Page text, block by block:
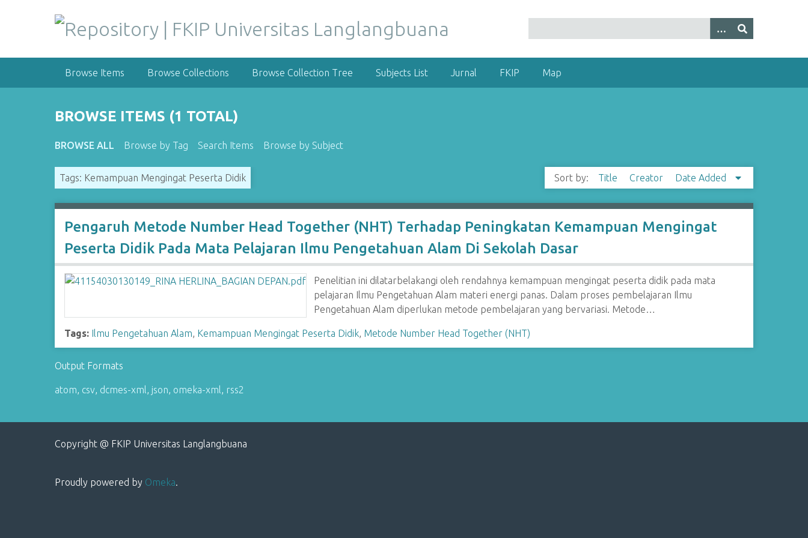
Browse Items Browse Collections Browse Collection Tree Subjects List Jurnal FKIP Map
BROWSE ITEMS (1 TOTAL)
BROWSE ALL Browse by Tag Search Items Browse by Subject
Tags: Kemampuan Mengingat Peserta Didik Sort by: Title Creator Date Added
Pengaruh Metode Number Head Together (NHT) Terhadap Peningkatan Kemampuan Mengingat
Peserta Didik Pada Mata Pelajaran Ilmu Pengetahuan Alam Di Sekolah Dasar
Penelitian ini dilatarbelakangi oleh rendahnya kemampuan mengingat peserta didik pada mata
pelajaran Ilmu Pengetahuan Alam materi energi panas. Dalam proses pembelajaran Ilmu
Pengetahuan Alam diperlukan metode pembelajaran yang bervariasi. Metode…
Tags: Ilmu Pengetahuan Alam, Kemampuan Mengingat Peserta Didik, Metode Number Head Together (NHT)
Output Formats
atom, csv, dcmes-xml, json, omeka-xml, rss2
Copyright @ FKIP Universitas Langlangbuana
Proudly powered by Omeka.